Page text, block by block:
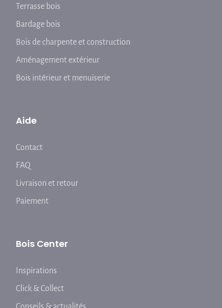
Terrasse bois
Bardage bois
Bois de charpente et construction
Aménagement extérieur
Bois intérieur et menuiserie
Aide
Contact
FAQ
Livraison et retour
Paiement
Bois Center
Inspirations
Click & Collect